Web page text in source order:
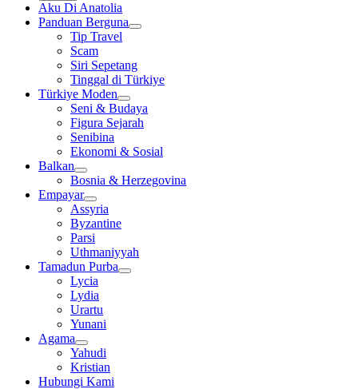
Aku Di Anatolia
Panduan Berguna
Tip Travel
Scam
Siri Sepetang
Tinggal di Türkiye
Türkiye Moden
Seni & Budaya
Figura Sejarah
Senibina
Ekonomi & Sosial
Balkan
Bosnia & Herzegovina
Empayar
Assyria
Byzantine
Parsi
Uthmaniyyah
Tamadun Purba
Lycia
Lydia
Urartu
Yunani
Agama
Yahudi
Kristian
Hubungi Kami